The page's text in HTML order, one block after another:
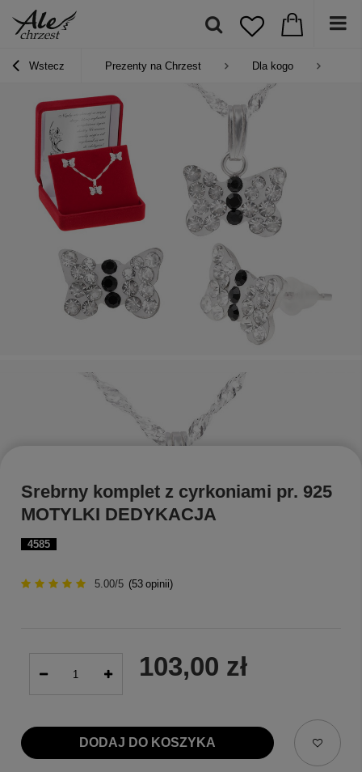
Wstecz Prezenty na Chrzest Dla kogo
4585
Srebrny komplet z cyrkoniami pr. 925
MOTYLKI DEDYKACJA
5.00/5 (53 opinii)
103,00 zł
DODAJ DO KOSZYKA